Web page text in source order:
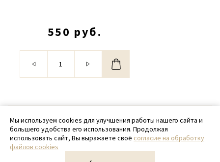
550 руб.
© 2020 - 2026 SamPack
+ 7 (918) 699-97-87
zakaz@sampack.store
Мы используем cookies для улучшения работы нашего сайта и
большего удобства его использования. Продолжая
использовать сайт, Вы выражаете своё согласие на обработку
файлов cookies